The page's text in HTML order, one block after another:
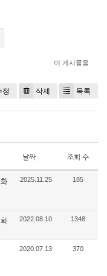
이 게시물을
정 삭제 목록
날짜 조회 수
2025.11.25 185
2022.08.10 1348
2020.07.13 370